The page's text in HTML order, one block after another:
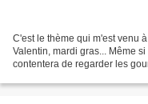
C'est le thème qui m'est venu
Valentin, mardi gras... Même
contentera de regarder les